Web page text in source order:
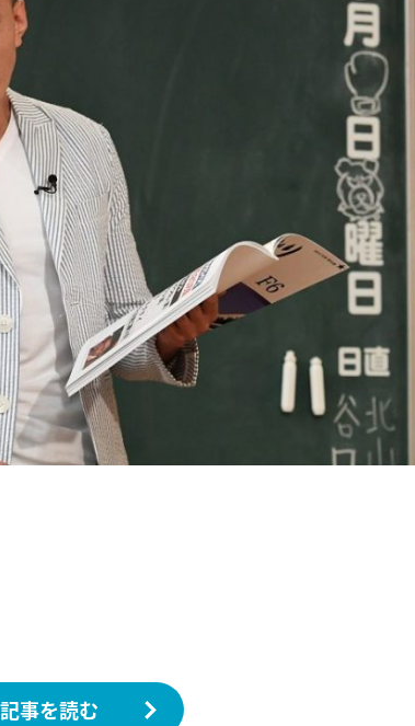
事を読む
『アイ＝ラブ！
E齋藤樹愛羅＆佐